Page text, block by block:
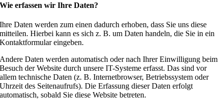
Wie erfassen wir Ihre Daten?
Ihre Daten werden zum einen dadurch erhoben, dass Sie uns diese
mitteilen. Hierbei kann es sich z. B. um Daten handeln, die Sie in ein
Kontaktformular eingeben.
Andere Daten werden automatisch oder nach Ihrer Einwilligung beim
Besuch der Website durch unsere IT-Systeme erfasst. Das sind vor
allem technische Daten (z. B. Internetbrowser, Betriebssystem oder
Uhrzeit des Seitenaufrufs). Die Erfassung dieser Daten erfolgt
automatisch, sobald Sie diese Website betreten.